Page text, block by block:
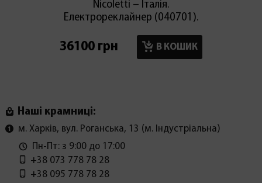
Nicoletti – Італія.
Електрореклайнер (040701).
36100 грн В КОШИК
Наші крамниці:
м. Харків, вул. Роганська, 13 (м. Індустріальна)
Пн-Пт: з 9:00 до 17:00
+38 073 778 78 28
+38 095 778 78 28